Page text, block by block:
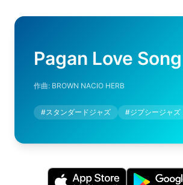
Pagan Love Song
作曲: BROWN NACIO HERB
#スタンダードジャズ #ジプシージャズ